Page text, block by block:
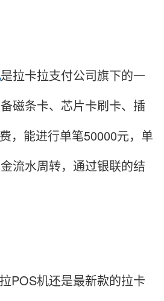
是拉卡拉支付公司旗下的一
磁条卡、芯片卡刷卡、插
，能进行单笔50000元，单
流水周转，通过银联的结
POS机还是最新款的拉卡